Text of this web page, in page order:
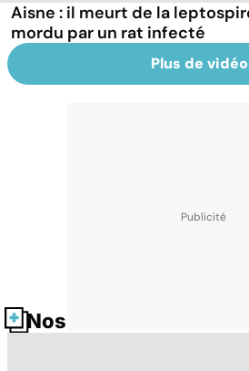
Aisne : il meurt de la
mordu par un rat infecté
Plus de
Nos fiches santé